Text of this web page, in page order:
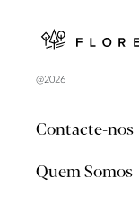
@2026
Contacte-nos
Quem Somos